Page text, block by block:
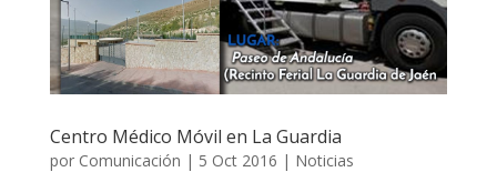
Centro Médico Móvil en La Guardia
por Comunicación | 5 Oct 2016 | Noticias